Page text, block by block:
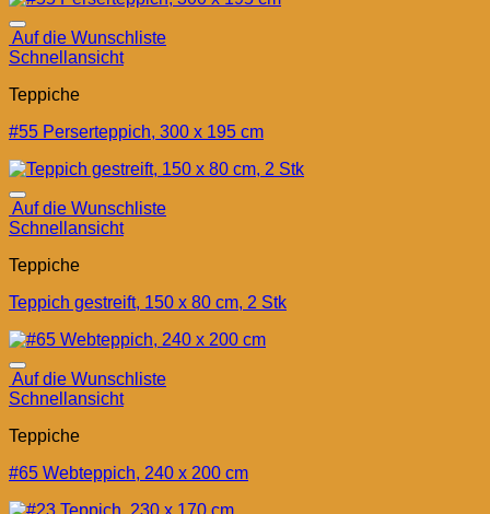
Auf die Wunschliste
Schnellansicht
Teppiche
#55 Perserteppich, 300 x 195 cm
Auf die Wunschliste
Schnellansicht
Teppiche
Teppich gestreift, 150 x 80 cm, 2 Stk
Auf die Wunschliste
Schnellansicht
Teppiche
#65 Webteppich, 240 x 200 cm